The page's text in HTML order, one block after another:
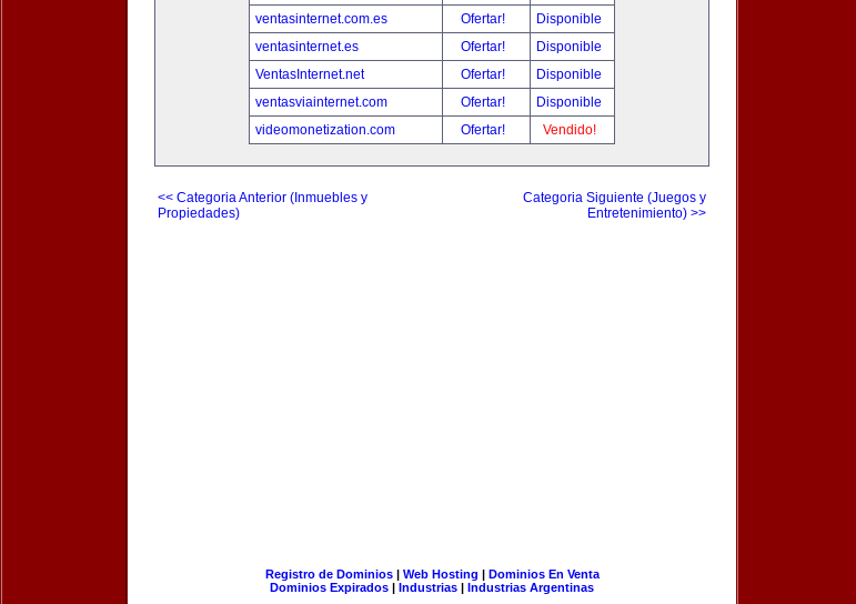
ventasinternet.com.es
Ofertar!
Disponible
ventasinternet.es
Ofertar!
Disponible
VentasInternet.net
Ofertar!
Disponible
ventasviainternet.com
Ofertar!
Disponible
videomonetization.com
Ofertar! Vendido!
<< Categoria Anterior (Inmuebles y
Propiedades)
Categoria Siguiente (Juegos y
Entretenimiento) >>
Registro de Dominios| Web Hosting | Dominios En Venta
Dominios Expirados | Industrias | Industrias Argentinas